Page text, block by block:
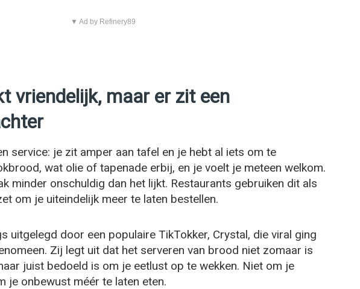
▼ Ad by Refinery89
vriendelijk, maar er zit een
service: je zit amper aan tafel en je hebt al iets om te
wat olie of tapenade erbij, en je voelt je meteen welkom.
minder onschuldig dan het lijkt. Restaurants gebruiken dit als
om je uiteindelijk meer te laten bestellen.
uitgelegd door een populaire TikTokker, Crystal, die viral ging
Zij legt uit dat het serveren van brood niet zomaar is
juist bedoeld is om je eetlust op te wekken. Niet om je
je onbewust méér te laten eten.